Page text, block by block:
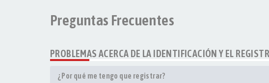
Preguntas Frecuentes
PROBLEMAS ACERCA DE LA IDENTIFICACIÓN Y EL
¿Por qué me tengo que registrar?